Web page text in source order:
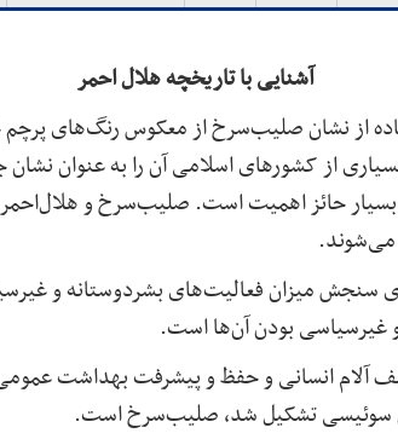
آشنایی با تاریخچه هلال‌ احمر
سال ۱۸۷۶ به جای استفاده از نشان صلیب‌سرخ از معکوس
از کشورهای اسلامی آن را به عنوان
حائز اهمیت است. صلیب‌سرخ و هلال‌احمر
.
سنجش میزان فعالیت‌های بشردوستانه و
بودن آن‌ها است.
سوئیسی تشکیل شد، صلیب‌سرخ است.